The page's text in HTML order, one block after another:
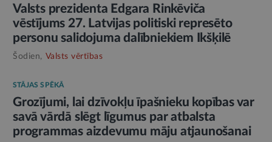
Valsts prezidenta Edgara Rinkēviča
vēstījums 27. Latvijas politiski represēto
personu salidojuma dalībniekiem Ikšķilē
Šodien, Valsts vērtības
STĀJAS SPĒKĀ
Grozījumi, lai dzīvokļu īpašnieku kopības var
savā vārdā slēgt līgumus par atbalsta
programmas aizdevumu māju atjaunošanai